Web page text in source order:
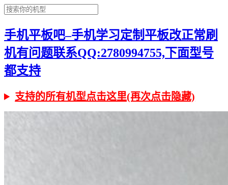
手机平板吧–手机学习定制平板改正常刷
机有问题联系QQ:2780994755,下面型号
都支持
支持的所有机型点击这里(再次点击隐藏)